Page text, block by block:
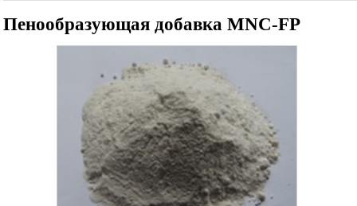
Пенообразующая добавкаMNC-FP